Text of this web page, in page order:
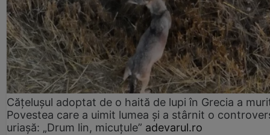
Cățelușul adoptat de o haită de lupi în Grecia a
Povestea care a uimit lumea și a stârnit o
uriașă: „Drum lin, micuțule” adevarul.ro